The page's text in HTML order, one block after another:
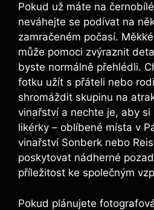
Pokud už máte na
neváhejte se podívat na
zamračeném počasí.
může pomoci zvýraznit
byste normálně přehlédli.
fotku užít s přáteli nebo
shromáždit skupinu na
vinařství a nechte je, aby si
likérky – oblíbené místa v
vinařství Sonberk nebo
poskytovat nádherné
příležitost ke společným
Pokud plánujete